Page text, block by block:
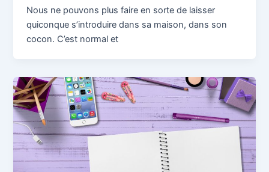
Nous ne pouvons plus faire en sorte de laisser
quiconque s’introduire dans sa maison, dans son
cocon. C’est normal et